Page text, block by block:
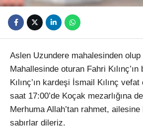
Aslen Uzundere mahalesinden olup
Mahallesinde oturan Fahri Kılınç’ın
Kılınç’ın kardeşi İsmail Kılınç
saat 17:00’de Koçak mezarlığına
Merhuma Allah’tan rahmet, ailesine
sabırlar dileriz.